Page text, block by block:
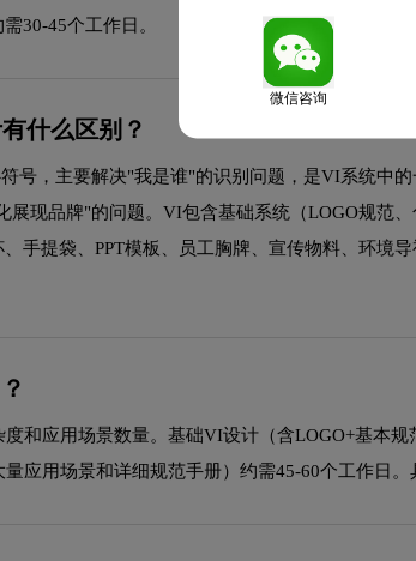
30-45个工作日。
什么区别？
号，主要解决"我是谁"的识别问题，是VI系统中
展现品牌"的问题。VI包含基础系统（LOGO规范
手提袋、PPT模板、员工胸牌、宣传物料、环境
和应用场景数量。基础VI设计（含LOGO+基本
应用场景和详细规范手册）约需45-60个工作日。
微信咨询